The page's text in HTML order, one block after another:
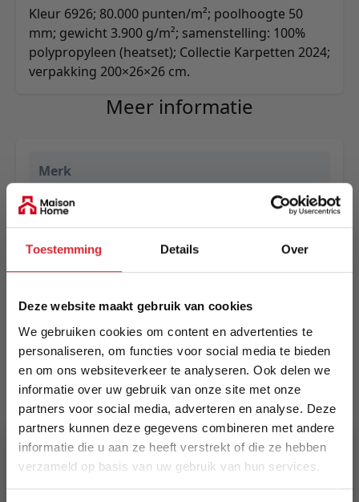
Toestemming Details Over
Deze website maakt gebruik van cookies
We gebruiken cookies om content en advertenties te
personaliseren, om functies voor social media te bieden
en om ons websiteverkeer te analyseren. Ook delen we
informatie over uw gebruik van onze site met onze
partners voor social media, adverteren en analyse. Deze
partners kunnen deze gegevens combineren met andere
informatie die u aan ze heeft verstrekt of die ze hebben
verzameld op basis van uw gebruik van hun services.
Kleur 6926; 80.000 punten/m²; poolhoogte 50
mm; gewicht 3.900 g/m²; samenstelling: 100%
polypropyleen (heatset); Collectie Karpetten 2024;
verpakking 200×26×26 cm.
Meer informatie
Merk
EAN
5414452922547
€ 539,00
Levertijd
Informeer naar de actuele levertijd
Kleur
6926
Maat
200 x 290 cm